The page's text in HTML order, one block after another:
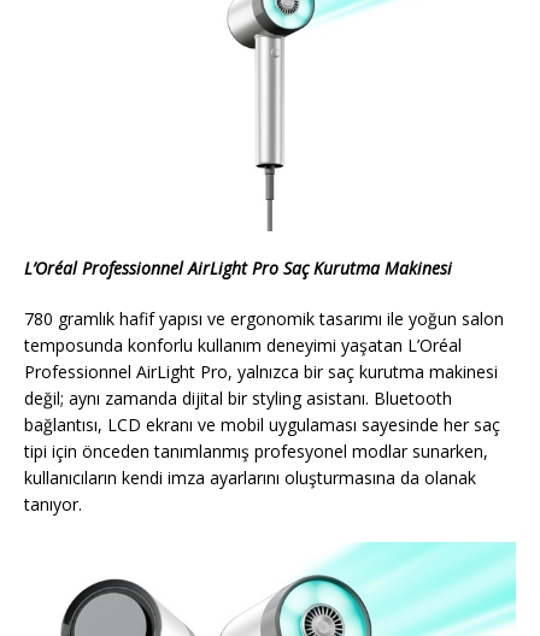
L’Oréal Professionnel AirLight Pro Saç Kurutma Makinesi
780 gramlık hafif yapısı ve ergonomik tasarımı ile yoğun salon
temposunda konforlu kullanım deneyimi yaşatan L’Oréal
Professionnel AirLight Pro, yalnızca bir saç kurutma makinesi
değil; aynı zamanda dijital bir styling asistanı. Bluetooth
bağlantısı, LCD ekranı ve mobil uygulaması sayesinde her saç
tipi için önceden tanımlanmış profesyonel modlar sunarken,
kullanıcıların kendi imza ayarlarını oluşturmasına da olanak
tanıyor.